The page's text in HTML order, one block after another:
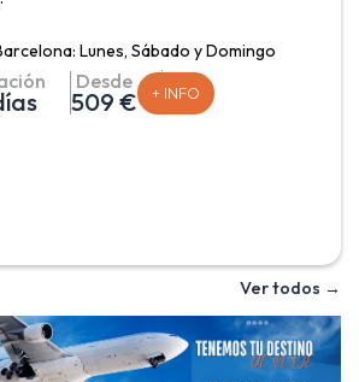
Lunes, Sábado y Domingo
otras ciudades)
torre gemela de la Giralda de Sevilla
dinastía que hizo grande esta
Atlas hasta llegar al desierto, donde
El programa La Puerta del
ideal para un primer contacto con
Desde
509 € + INFO
Ver todos →